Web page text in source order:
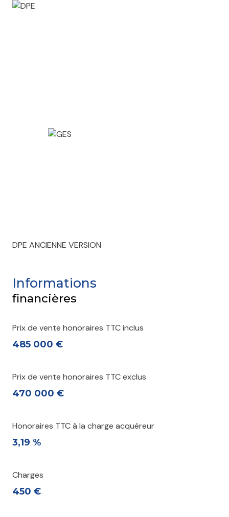
DPE ANCIENNE VERSION
Informations
financières
Prix de vente honoraires TTC inclus
485 000 €
Prix de vente honoraires TTC exclus
470 000 €
Honoraires TTC à la charge acquéreur
3,19 %
Charges
450 €